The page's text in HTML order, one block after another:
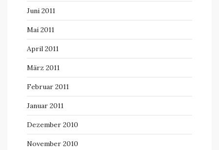
Juni 2011
Mai 2011
April 2011
März 2011
Februar 2011
Januar 2011
Dezember 2010
November 2010